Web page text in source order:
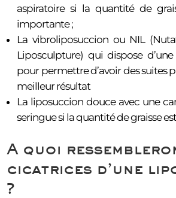
aspiratoire si la quantité de
importante ;
La vibroliposuccion ou NIL
Liposculpture) qui dispose
pour permettre d’avoir des suites
meilleur résultat
La liposuccion douce avec une
seringue si la quantité de graisse
A quoi
cicatrices d’une
?